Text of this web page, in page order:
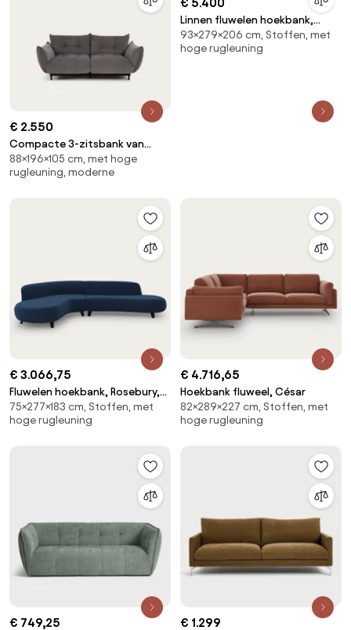
€ 2.550
Compacte 3-zitsbank van
polyestermix, VITORIA
88×196×105 cm, met hoge
rugleuning, moderne
€ 5.400
Linnen fluwelen hoekbank,
LAZARE
93×279×206 cm, Stoffen, met
hoge rugleuning
€ 3.066,75
Fluwelen hoekbank, Rosebury,
ontwerp Emmanuel Gallina
75×277×183 cm, Stoffen, met
hoge rugleuning
€ 4.716,65
Hoekbank fluweel, César
82×289×227 cm, Stoffen, met
hoge rugleuning
€ 749,25 € 1.299